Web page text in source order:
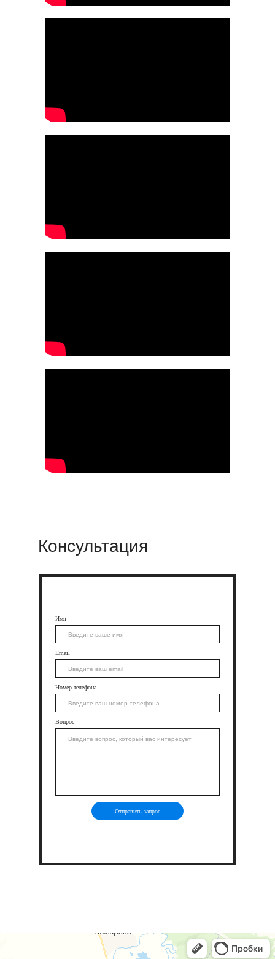
Имя
Email
Номер телефона
Вопрос
Отправить запрос
Консультация